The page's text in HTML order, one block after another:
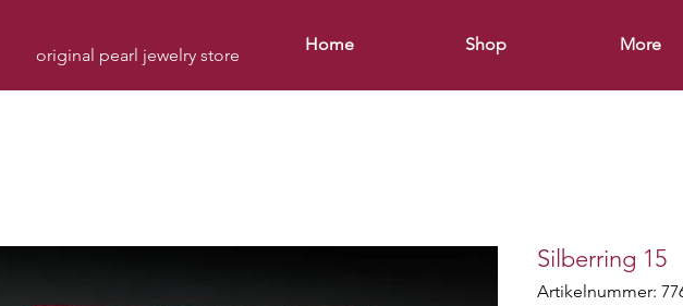
original pearl jewelry store
Home Shop More
Silberring 15
Artikelnummer: